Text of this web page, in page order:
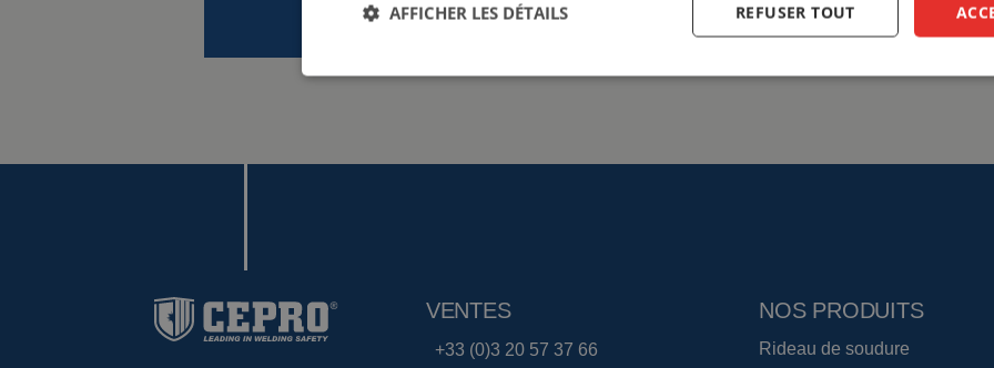
VENTES
+33 (0)3 20 57 37 66
NOS PRODUITS
Rideau de soudure
REFUSER TOUT
AFFICHER LES DÉTAILS